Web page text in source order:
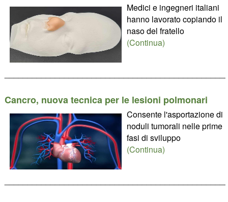
Medici e ingegneri italiani
hanno lavorato copiando il
naso del fratello
(Continua)
Cancro, nuova tecnica per le lesioni polmonari
Consente l'asportazione di
noduli tumorali nelle prime
fasi di sviluppo
(Continua)